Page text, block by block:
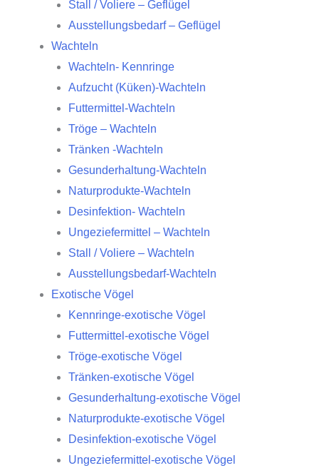
Stall / Voliere – Geflügel
Ausstellungsbedarf – Geflügel
Wachteln
Wachteln- Kennringe
Aufzucht (Küken)-Wachteln
Futtermittel-Wachteln
Tröge – Wachteln
Tränken -Wachteln
Gesunderhaltung-Wachteln
Naturprodukte-Wachteln
Desinfektion- Wachteln
Ungeziefermittel – Wachteln
Stall / Voliere – Wachteln
Ausstellungsbedarf-Wachteln
Exotische Vögel
Kennringe-exotische Vögel
Futtermittel-exotische Vögel
Tröge-exotische Vögel
Tränken-exotische Vögel
Gesunderhaltung-exotische Vögel
Naturprodukte-exotische Vögel
Desinfektion-exotische Vögel
Ungeziefermittel-exotische Vögel